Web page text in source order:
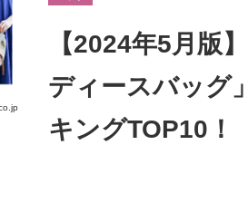
ア向け専門サイト
【2024年5月版
ディースバッグ
キングTOP10！